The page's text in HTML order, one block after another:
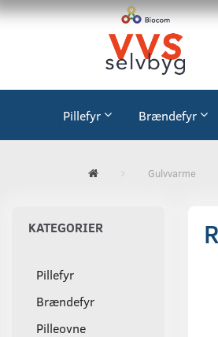
Pillefyr Brændefyr
Gulvvarme
KATEGORIER
Pillefyr
Brændefyr
Pilleovne